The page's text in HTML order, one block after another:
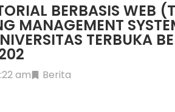
BERBASIS WEB
MANAGEMENT
TERBUKA
am Berita